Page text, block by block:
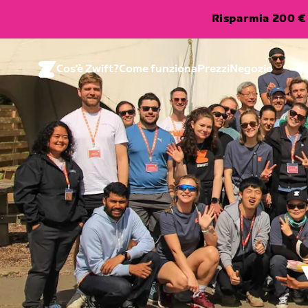
Risparmia 200 €
Cos'è Zwift?Come funzionaPrezziNegozio